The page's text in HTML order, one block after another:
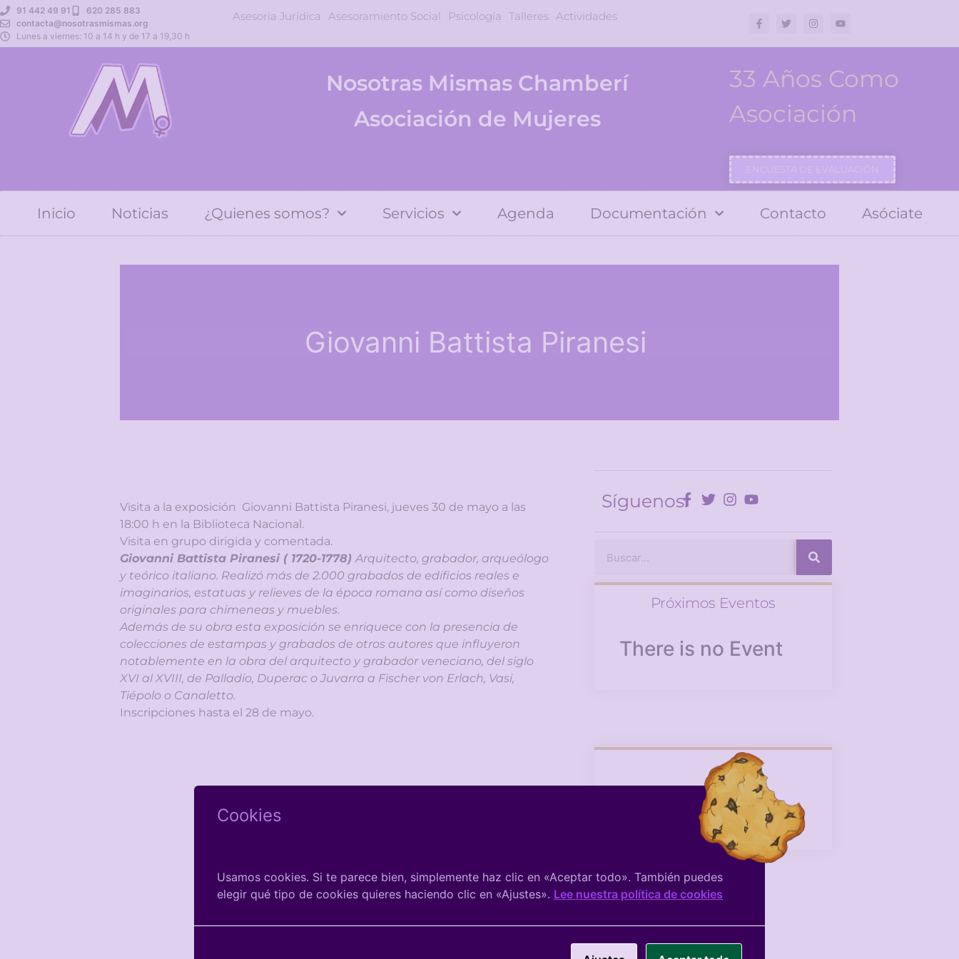
91 442 49 91
620 285 883
contacta@nosotrasmismas.org
Lunes a viernes: 10 a 14 h y de 17 a 19,30 h
Asesoría Jurídica Asesoramiento Social Psicología Talleres Actividades
Nosotras Mismas Chamberí
Asociación de Mujeres
33 Años Como
Asociación
ENCUESTA DE EVALUACIÓN
Inicio Noticias ¿Quienes somos? Servicios Agenda Documentación Contacto Asóciate
Giovanni Battista Piranesi
Visita a la exposición Giovanni Battista Piranesi, jueves 30 de mayo a las
18:00 h en la Biblioteca Nacional.
Visita en grupo dirigida y comentada.
Giovanni Battista Piranesi ( 1720-1778)Arquitecto, grabador, arqueólogo
y teórico italiano. Realizó más de 2.000 grabados de edificios reales e
imaginarios, estatuas y relieves de la época romana así como diseños
originales para chimeneas y muebles.
Además de su obra esta exposición se enriquece con la presencia de
colecciones de estampas y grabados de otros autores que influyeron
notablemente en la obra del arquitecto y grabador veneciano, del siglo
XVI al XVIII, de Palladio, Duperac o Juvarra a Fischer von Erlach, Vasi,
Tiépolo o Canaletto.
Inscripciones hasta el 28 de mayo.
Síguenos:
Próximos Eventos
There is no Event
Facebook De La
Asociación
Cookies
Usamos cookies. Si te parece bien, simplemente haz clic en «Aceptar todo». También puedes
elegir qué tipo de cookies quieres haciendo clic en «Ajustes». Lee nuestra política de cookies